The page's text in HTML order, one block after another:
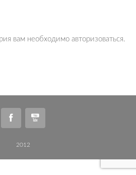
вам необходимо авторизоваться.
2012